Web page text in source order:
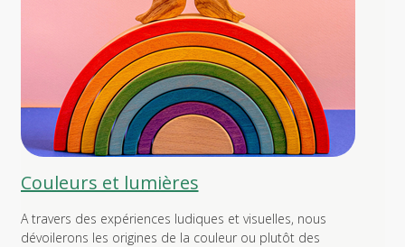
Couleurs et lumières
A travers des expériences ludiques et visuelles, nous
dévoilerons les origines de la couleur ou plutôt des